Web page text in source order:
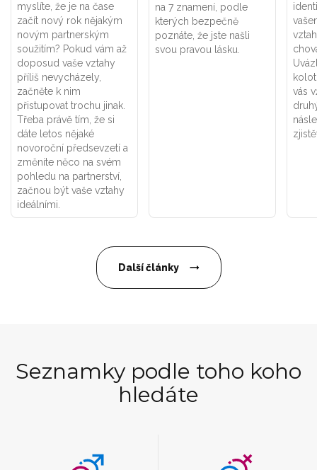
myslíte, že je na čase
začít nový rok nějakým
novým partnerským
soužitím? Pokud vám až
doposud vaše vztahy
příliš nevycházely,
začněte k nim
přistupovat trochu jinak.
Třeba právě tím, že si
dáte letos nějaké
novoroční předsevzetí a
změníte něco na svém
pohledu na partnerství,
začnou být vaše vztahy
ideálními.
na 7 znamení, podle
kterých bezpečně
poznáte, že jste našli
svou pravou lásku.
vás
Další články
Seznamky podle toho koho
hledáte